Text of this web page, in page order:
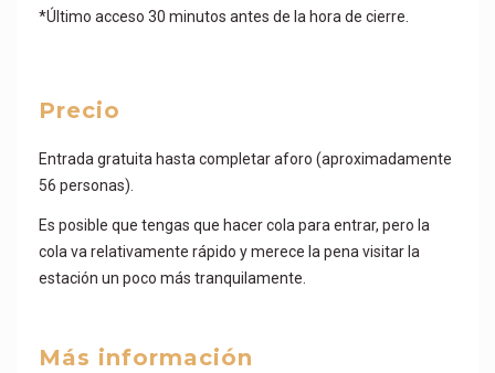
*Último acceso 30 minutos antes de la hora de cierre.
Precio
Entrada gratuita hasta completar aforo (aproximadamente
56 personas).
Es posible que tengas que hacer cola para entrar, pero la
cola va relativamente rápido y merece la pena visitar la
estación un poco más tranquilamente.
Más información